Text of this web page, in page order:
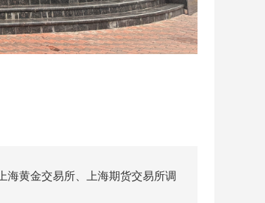
海黄金交易所、上海期货交易所调